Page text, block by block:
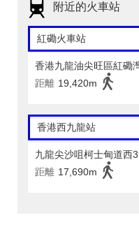
附近的火車站
紅磡火車站
香港九龍油尖旺區紅磡
距離 19,420m
香港西九龍站
九龍尖沙咀柯士甸道西
距離 17,690m